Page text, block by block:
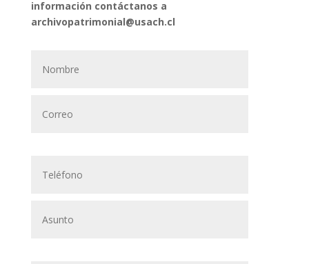
información contáctanos a
archivopatrimonial@usach.cl